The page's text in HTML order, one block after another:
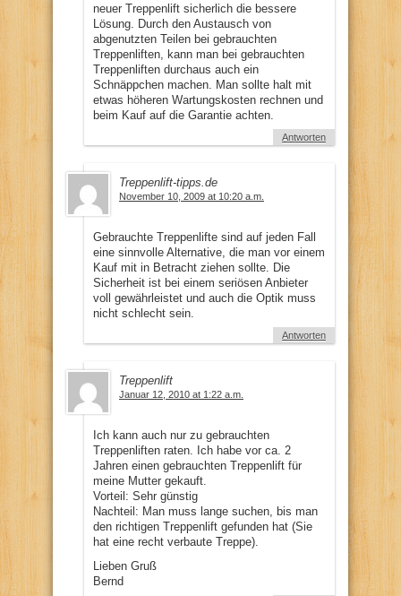
neuer Treppenlift sicherlich die bessere
Lösung. Durch den Austausch von
abgenutzten Teilen bei gebrauchten
Treppenliften, kann man bei gebrauchten
Treppenliften durchaus auch ein
Schnäppchen machen. Man sollte halt mit
etwas höheren Wartungskosten rechnen und
beim Kauf auf die Garantie achten.
Antworten
Treppenlift-tipps.de
November 10, 2009 at 10:20 a.m.
Gebrauchte Treppenlifte sind auf jeden Fall
eine sinnvolle Alternative, die man vor einem
Kauf mit in Betracht ziehen sollte. Die
Sicherheit ist bei einem seriösen Anbieter
voll gewährleistet und auch die Optik muss
nicht schlecht sein.
Antworten
Treppenlift
Januar 12, 2010 at 1:22 a.m.
Ich kann auch nur zu gebrauchten
Treppenliften raten. Ich habe vor ca. 2
Jahren einen gebrauchten Treppenlift für
meine Mutter gekauft.
Vorteil: Sehr günstig
Nachteil: Man muss lange suchen, bis man
den richtigen Treppenlift gefunden hat (Sie
hat eine recht verbaute Treppe).
Lieben Gruß
Bernd